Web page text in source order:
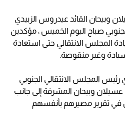
وبيحان القائد عيدروس الزبيدي
صباح اليوم الخميس ، مؤكدين
المجلس الانتقالي حتى استعادة
وغير منقوصة.
رئيس المجلس الانتقالي الجنوبي
وبيحان المشرفة إلى جانب
في تقرير مصيرهم بأنفسهم